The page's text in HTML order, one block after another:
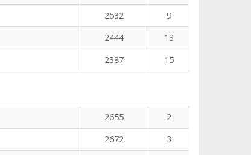
2532
9
2444
13
2387 15
2655
2
2672
3